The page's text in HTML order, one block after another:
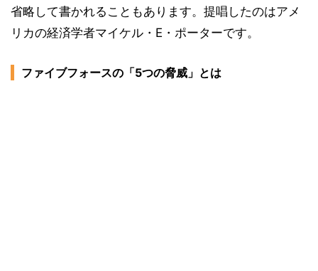
省略して書かれることもあります。提唱したのはアメ
リカの経済学者マイケル・E・ポーターです。
ファイブフォースの「5つの脅威」とは